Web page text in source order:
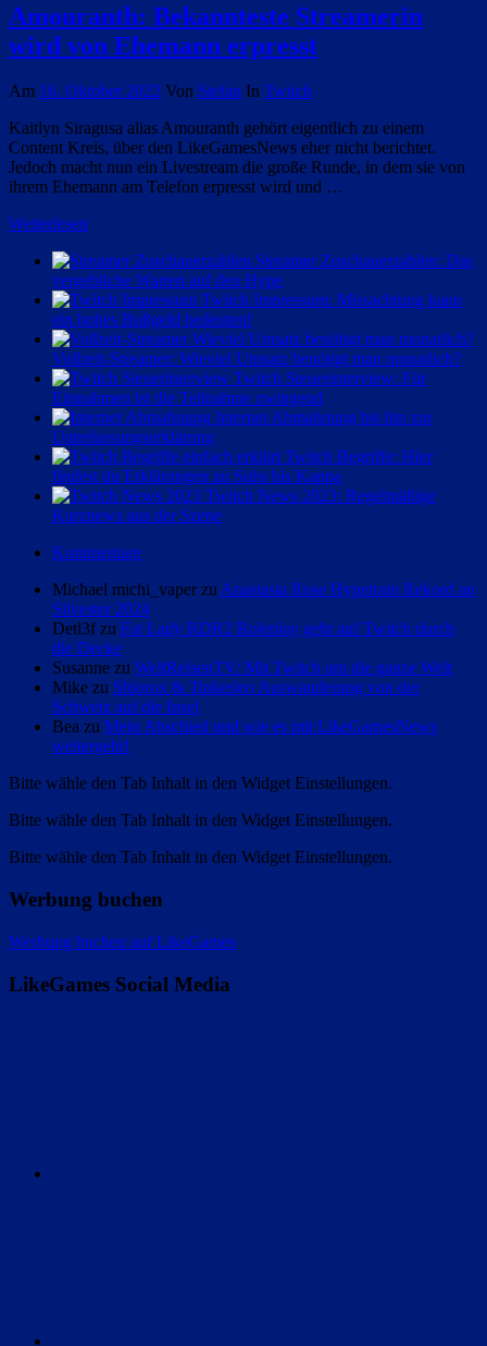
Amouranth: Bekannteste Streamerin
wird von Ehemann erpresst
Am 16. Oktober 2022 Von Stefan In Twitch
Kaitlyn Siragusa alias Amouranth gehört eigentlich zu einem
Content Kreis, über den LikeGamesNews eher nicht berichtet.
Jedoch macht nun ein Livestream die große Runde, in dem sie von
ihrem Ehemann am Telefon erpresst wird und …
Weiterlesen
Streamer Zuschauerzahlen: Das
vergebliche Warten auf den Hype
Twitch Impressum: Missachtung kann
ein hohes Bußgeld bedeuten!
Vollzeit-Streamer: Wieviel Umsatz benötigt man monatlich?
Twitch Steuerinterview: Für
Einnahmen ist die Teilnahme zwingend
Internet Abmahnung bis hin zur
Unterlassungserklärung
Twitch Begriffe: Hier
findest du Erklärungen zu Subs bis Kappa
Twitch News 2023: Regelmäßige
Kurznews aus der Szene
Kommentare
Michael michi_vaper zuAnastasia Rose Hypetrain Rekord an
Silvester 2024
Detl3f zu Fat Lady RDR2 Roleplay geht auf Twitch durch
die Decke
Susanne zu WeltReisenTV: Mit Twitch um die ganze Welt
Mike zu Shlorox & Tinkerleo Auswanderung von der
Schweiz auf die Insel
Bea zu Mein Abschied und wie es mit LikeGamesNews
weitergeht!
Bitte wähle den Tab Inhalt in den Widget Einstellungen.
Bitte wähle den Tab Inhalt in den Widget Einstellungen.
Bitte wähle den Tab Inhalt in den Widget Einstellungen.
Werbung buchen
Werbung buchen auf LikeGames
LikeGames Social Media